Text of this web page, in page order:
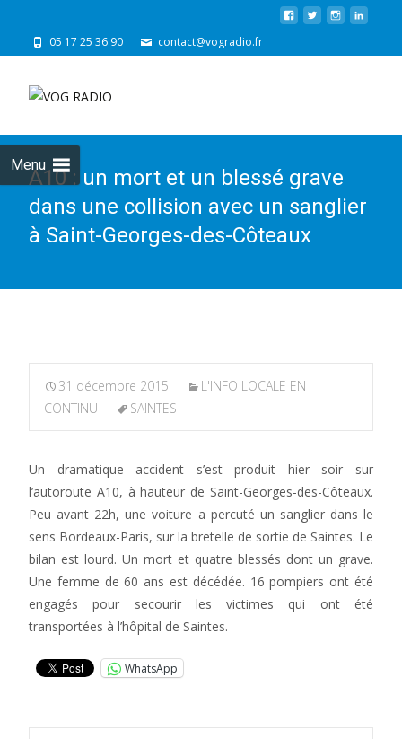
05 17 25 36 90 contact@vogradio.fr
Menu
A10 : un mort et un blessé grave
dans une collision avec un sanglier
à Saint-Georges-des-Côteaux
31 décembre 2015
L'INFO LOCALE EN
CONTINU
SAINTES
Un dramatique accident s’est produit hier soir sur
l’autoroute A10, à hauteur de Saint-Georges-des-Côteaux.
Peu avant 22h, une voiture a percuté un sanglier dans le
sens Bordeaux-Paris, sur la bretelle de sortie de Saintes. Le
bilan est lourd. Un mort et quatre blessés dont un grave.
Une femme de 60 ans est décédée. 16 pompiers ont été
engagés pour secourir les victimes qui ont été
transportées à l’hôpital de Saintes.
WhatsApp